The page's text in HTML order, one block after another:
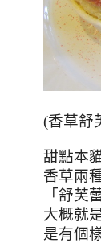
(香草舒
甜點本
香草兩
「舒芙
大概就
是有個